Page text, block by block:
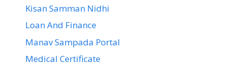
Kisan Samman Nidhi
Loan And Finance
Manav Sampada Portal
Medical Certificate